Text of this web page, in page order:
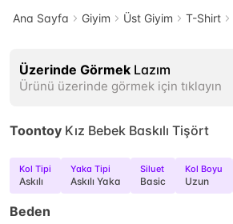
Ana Sayfa Giyim Üst Giyim T-Shirt
Üzerinde Görmek Lazım
Ürünü üzerinde görmek için tıklayın
Toontoy Kız Bebek Baskılı Tişört
Kol Tipi
Askılı
Yaka Tipi
Askılı Yaka
Siluet
Basic
Kol Boyu
Uzun
Beden